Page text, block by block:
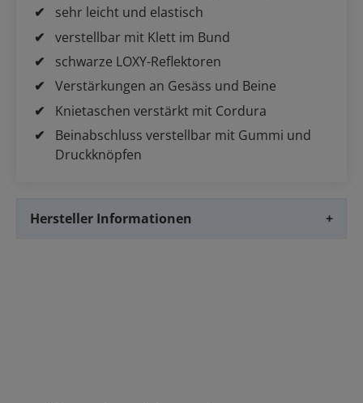
sehr leicht und elastisch
verstellbar mit Klett im Bund
schwarze LOXY-Reflektoren
Verstärkungen an Gesäss und Beine
Knietaschen verstärkt mit Cordura
Beinabschluss verstellbar mit Gummi und
Druckknöpfen
Hersteller Informationen +